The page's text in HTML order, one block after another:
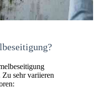
sehr variieren